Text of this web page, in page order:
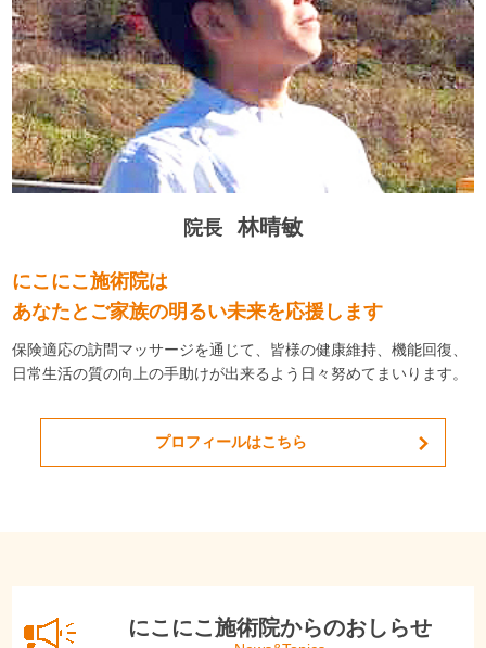
院長 林晴敏
にこにこ施術院は
あなたとご家族の明るい未来を応援します
保険適応の訪問マッサージを通じて、皆様の健康維持、機能回復、
日常生活の質の向上の手助けが出来るよう日々努めてまいります。
プロフィールはこちら
にこにこ施術院からのおしらせ